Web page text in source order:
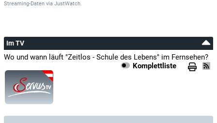
Streaming-Daten via JustWatch.
Im TV
Wo und wann läuft "Zeitlos - Schule des Lebens" im Fernsehen?
Komplettliste